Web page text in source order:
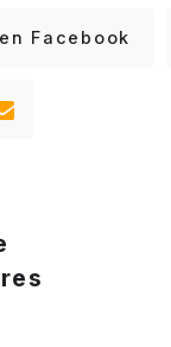
Facebook